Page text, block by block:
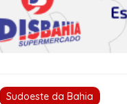
Sudoeste da Bahia